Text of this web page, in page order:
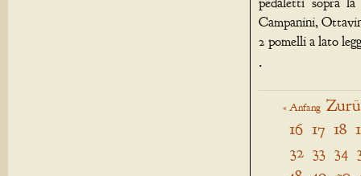
Campanini,
2 pomelli a lato
.
« Anfang
16 17 18
32 33 34